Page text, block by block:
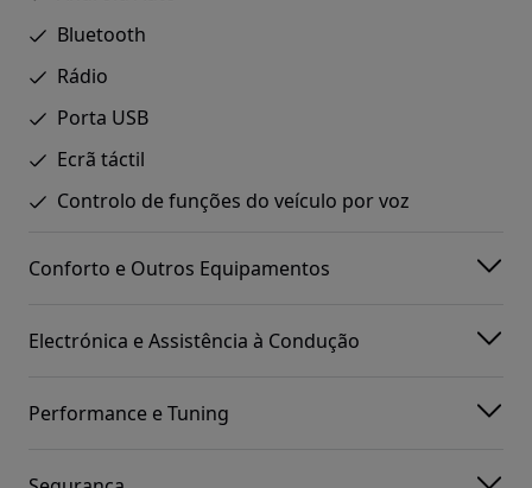
Bluetooth
Rádio
Porta USB
Ecrã táctil
Controlo de funções do veículo por voz
Conforto e Outros Equipamentos
Electrónica e Assistência à Condução
Performance e Tuning